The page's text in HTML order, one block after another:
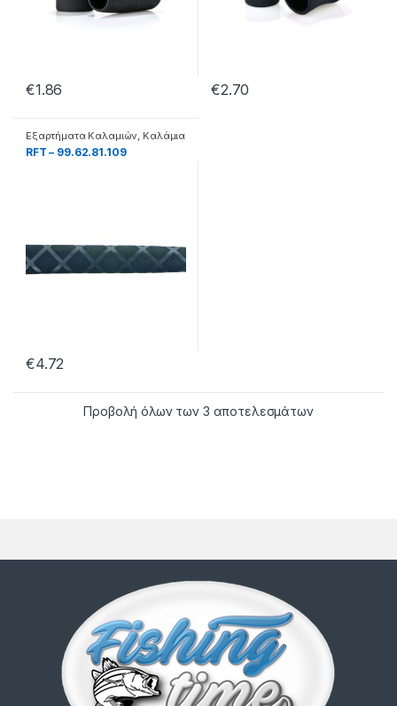
€1.86 €2.70
Εξαρτήματα Καλαμιών, Καλάμια
RFT – 99.62.81.109
€4.72
Προβολή όλων των 3 αποτελεσμάτων